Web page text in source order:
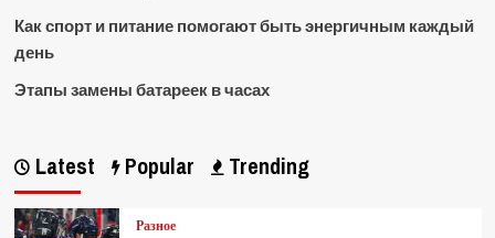
Как спорт и питание помогают быть энергичным каждый
день
Этапы замены батареек в часах
Latest Popular Trending
Разное